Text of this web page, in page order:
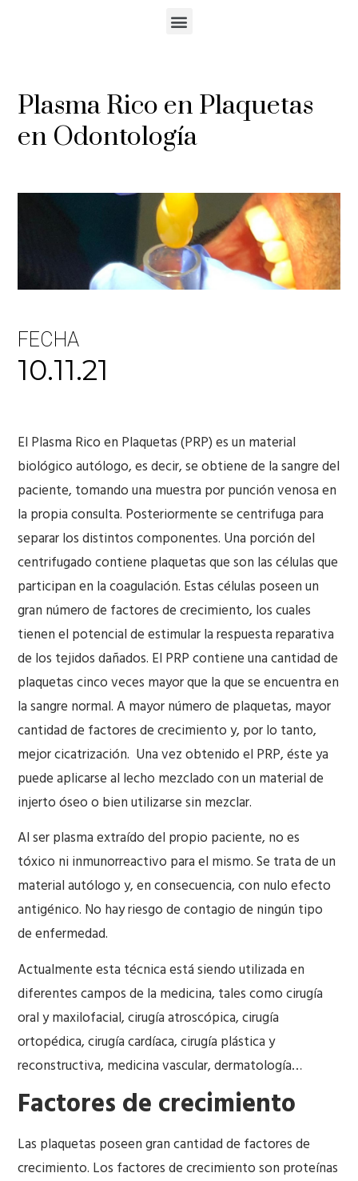
Plasma Rico en Plaquetas
en Odontología
FECHA
10.11.21
El Plasma Rico en Plaquetas (PRP) es un material
biológico autólogo, es decir, se obtiene de la sangre del
paciente, tomando una muestra por punción venosa en
la propia consulta. Posteriormente se centrifuga para
separar los distintos componentes. Una porción del
centrifugado contiene plaquetas que son las células que
participan en la coagulación. Estas células poseen un
gran número de factores de crecimiento, los cuales
tienen el potencial de estimular la respuesta reparativa
de los tejidos dañados. El PRP contiene una cantidad de
plaquetas cinco veces mayor que la que se encuentra en
la sangre normal. A mayor número de plaquetas, mayor
cantidad de factores de crecimiento y, por lo tanto,
mejor cicatrización. Una vez obtenido el PRP, éste ya
puede aplicarse al lecho mezclado con un material de
injerto óseo o bien utilizarse sin mezclar.
Al ser plasma extraído del propio paciente, no es
tóxico ni inmunorreactivo para el mismo. Se trata de un
material autólogo y, en consecuencia, con nulo efecto
antigénico. No hay riesgo de contagio de ningún tipo
de enfermedad.
Actualmente esta técnica está siendo utilizada en
diferentes campos de la medicina, tales como cirugía
oral y maxilofacial, cirugía atroscópica, cirugía
ortopédica, cirugía cardíaca, cirugía plástica y
reconstructiva, medicina vascular, dermatología…
Factores de crecimiento
Las plaquetas poseen gran cantidad de factores de
crecimiento. Los factores de crecimiento son proteínas